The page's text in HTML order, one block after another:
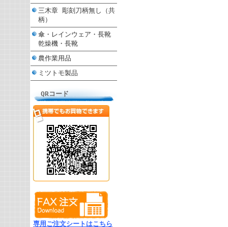
三木章 彫刻刀柄無し（共
柄）
傘・レインウェア・長靴
乾燥機・長靴
農作業用品
ミツトモ製品
QRコード
専用ご注文シートはこちら